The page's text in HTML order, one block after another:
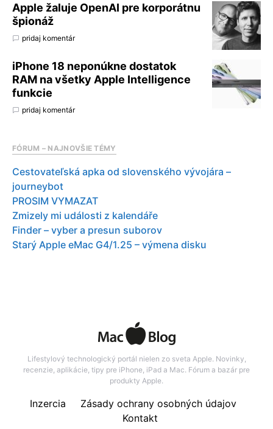
Apple žaluje OpenAI pre korporátnu
špionáž
pridaj komentár
iPhone 18 neponúkne dostatok
RAM na všetky Apple Intelligence
funkcie
pridaj komentár
FÓRUM – NAJNOVŠIE TÉMY
Cestovateľská apka od slovenského vývojára –
journeybot
PROSIM VYMAZAT
Zmizely mi události z kalendáře
Finder – vyber a presun suborov
Starý Apple eMac G4/1.25 – výmena disku
Lifestylový technologický portál nielen zo sveta Apple. Novinky,
recenzie, aplikácie, tipy pre iPhone, iPad a Mac. Fórum a bazár pre
produkty Apple.
Inzercia
Zásady ochrany osobných údajov
Kontakt